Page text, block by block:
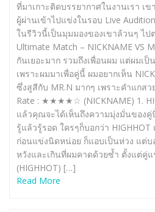
ที่มาเกาะติดบรรยากาศในงานเรา เข
ผู้ผ่านเข้าไปแข่งในรอบ Live
ในรีวิวนี้เป็นมุมมองของเขาล้วนๆ ไป
Ultimate Match – NICKNAME VS
กันเยอะมาก รวมถึงเพื่อนผม แต่ผมเ
เพราะผมมาเพื่อคู่นี้ ผมอยากเห็น
ซึ่งสูสีกับ MR.N มากๆ เพราะคำแกสว
Rate : ★★★★☆ (NICKNAME) 1.
แล้วคุณจะได้เห็นถึงความมุ่งมั่นของ
รู้แล้วรู้รอด ใครๆก็บอกว่า HIGHHOT
ก่อนแข่งนิดหน่อย ก็แอบเป็นห่วง แต่บ
หวังและเกินที่ผมคาดด้วยซ้ำ ตั้งแต่
(HIGHHOT) […]
Read More